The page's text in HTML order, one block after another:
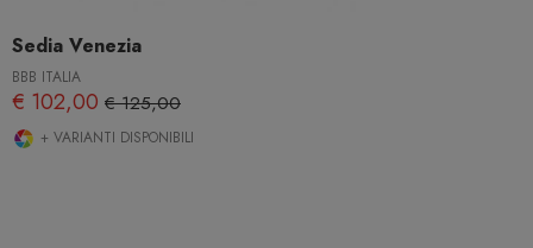
Sedia Venezia
BBB ITALIA
€ 102,00 € 125,00
+ VARIANTI DISPONIBILI